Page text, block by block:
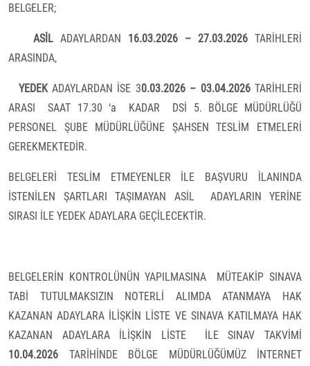
BELGELER;
ASİL ADAYLARDAN 16.03.2026 – 27.03.2026 TARİHLERİ
ARASINDA,
YEDEKADAYLARDAN İSE 30.03.2026 – 03.04.2026TARİHLERİ
ARASI
SAAT 17.30 ‘a KADAR
DSİ 5. BÖLGE MÜDÜRLÜĞÜ
PERSONEL ŞUBE MÜDÜRLÜĞÜNE ŞAHSEN TESLİM ETMELERİ
GEREKMEKTEDİR.
BELGELERİ TESLİM ETMEYENLER İLE BAŞVURU İLANINDA
İSTENİLEN ŞARTLARI TAŞIMAYAN ASİL
ADAYLARIN YERİNE
SIRASI İLE YEDEK ADAYLARA GEÇİLECEKTİR.
BELGELERİN KONTROLÜNÜN YAPILMASINA
MÜTEAKİP SINAVA
TABİ TUTULMAKSIZIN NOTERLİ ALIMDA ATANMAYA HAK
KAZANAN ADAYLARA İLİŞKİN LİSTE VE SINAVA KATILMAYA HAK
KAZANAN ADAYLARA İLİŞKİN LİSTE
İLE SINAV TAKVİMİ
10.04.2026 TARİHİNDE BÖLGE MÜDÜRLÜĞÜMÜZ İNTERNET